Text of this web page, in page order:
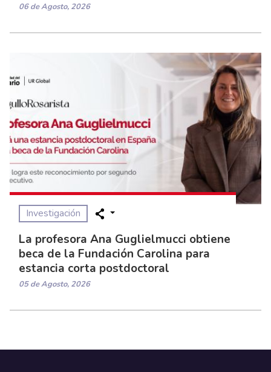
06 de Agosto, 2026
Investigación
La profesora Ana Guglielmucci obtiene
beca de la Fundación Carolina para
estancia corta postdoctoral
05 de Agosto, 2026